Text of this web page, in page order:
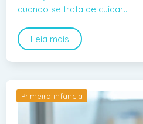
quando se trata de cuidar…
Leia mais
Primeira infância